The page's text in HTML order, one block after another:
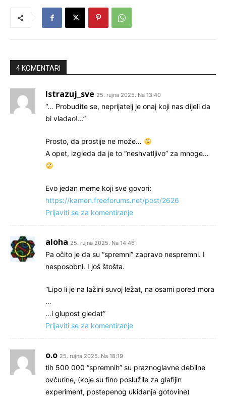
4 KOMENTARI
Istrazuj_sve 25. rujna 2025. Na 13:40
“… Probudite se, neprijatelj je onaj koji nas dijeli da
bi vladao!…”
Prosto, da prostije ne može…
A opet, izgleda da je to “neshvatljivo” za mnoge…
Evo jedan meme koji sve govori:
https://kamen.freeforums.net/post/2626
Prijaviti se za komentiranje
aloha 25. rujna 2025. Na 14:46
Pa očito je da su “spremni” zapravo nespremni. I
nesposobni. I još štošta.
“Lipo li je na lažini suvoj ležat, na osami pored mora
…
…i glupost gledat”
Prijaviti se za komentiranje
o.o 25. rujna 2025. Na 18:19
tih 500 000 “spremnih” su praznoglavne debilne
ovčurine, (koje su fino poslužile za glafijin
experiment, postepenog ukidanja gotovine)